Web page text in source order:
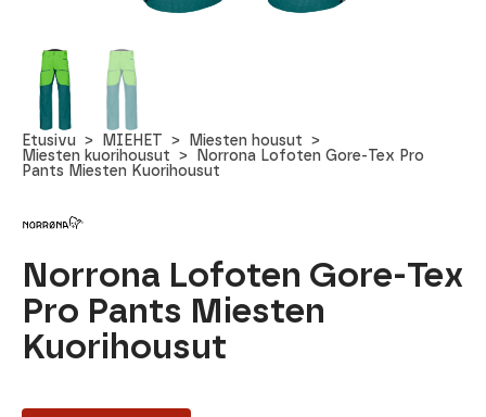
Etusivu MIEHET
Miesten housut
Miesten kuorihousut
Norrona Lofoten Gore-Tex Pro
Pants Miesten Kuorihousut
Norrona Lofoten Gore-Tex
Pro Pants Miesten
Kuorihousut